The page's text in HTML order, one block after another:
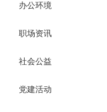
办公环境
职场资讯
社会公益
党建活动